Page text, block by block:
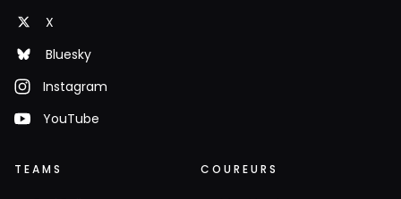
X
Bluesky
Instagram
YouTube
TEAMS COUREURS